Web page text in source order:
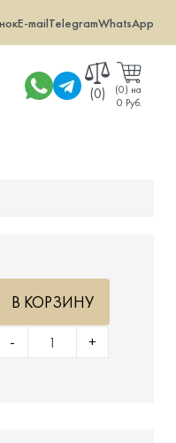
E-mailTelegramWhatsApp
(0) (0) на
0 Руб.
+
-
В КОРЗИНУ